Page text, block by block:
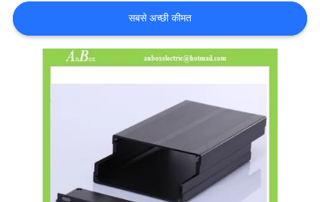
साइटमैप
PRIVACY
POLICY
सबसे अच्छी कीमत